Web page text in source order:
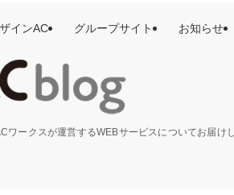
ワークスが運営するWEBサービスについてお届け
インAC グループサイト お知らせ